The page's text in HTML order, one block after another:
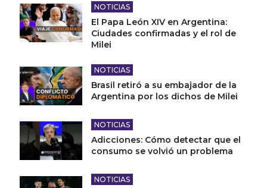
NOTICIAS
El Papa León XIV en Argentina:
Ciudades confirmadas y el rol de
Milei
NOTICIAS
Brasil retiró a su embajador de la
Argentina por los dichos de Milei
NOTICIAS
Adicciones: Cómo detectar que el
consumo se volvió un problema
NOTICIAS